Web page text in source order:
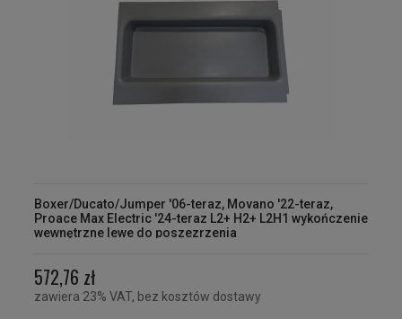
Boxer/Ducato/Jumper '06-teraz, Movano '22-teraz,
Proace Max Electric '24-teraz L2+ H2+ L2H1 wykończenie
wewnętrzne lewe do poszezrzenia
572,76 zł
zawiera 23% VAT, bez kosztów dostawy